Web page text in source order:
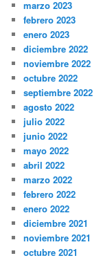
marzo 2023
febrero 2023
enero 2023
diciembre 2022
noviembre 2022
octubre 2022
septiembre 2022
agosto 2022
julio 2022
junio 2022
mayo 2022
abril 2022
marzo 2022
febrero 2022
enero 2022
diciembre 2021
noviembre 2021
octubre 2021